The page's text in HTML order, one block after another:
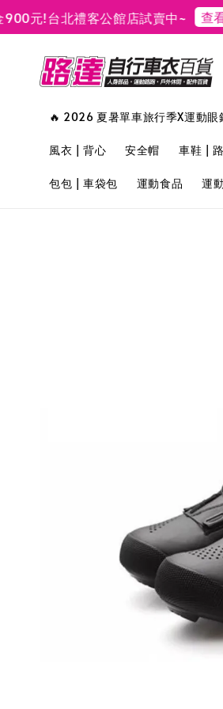
!台北禮客公館店試賣中~ 查看地
🔥 2026 夏暑單車旅行季X運動
風衣 | 背心 安全帽 車鞋 |
包包 | 車袋包 運動食品 運